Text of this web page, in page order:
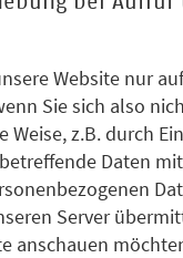
Website nur
Sie sich also
Weise, z.B. durch
Daten
Server
anschauen